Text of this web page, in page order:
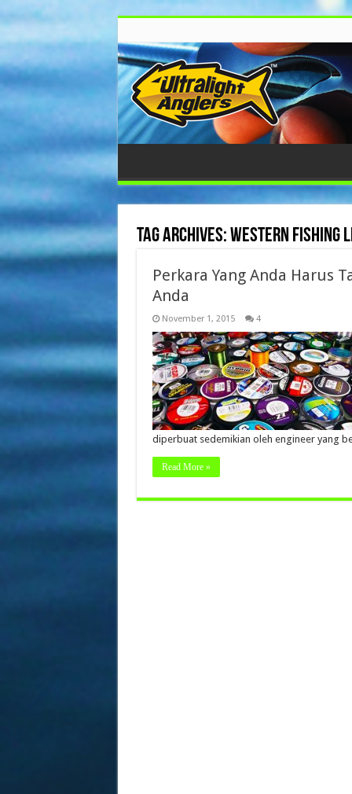
Tag Archives:western fishing
Perkara Yang Anda Harus
Anda
November 1, 2015 4
diperbuat sedemikian oleh engineer yang
Read More »